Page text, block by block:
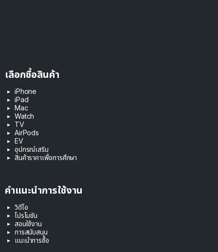
เลือกซื้อสินค้า
iPhone
iPad
Mac
Watch
TV
AirPods
EV
อุปกรณ์เสริม
สินค้าราคาเพื่อการศึกษา
คำแนะนำการใช้งาน
วิดีโอ
โปรโมชัน
สอนใช้งาน
การสนับสนุน
แนะนำการซื้อ